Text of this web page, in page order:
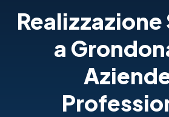
Realizzazione
a